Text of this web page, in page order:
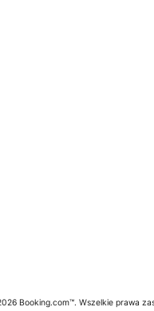
Booking.com™. Wszelkie prawa